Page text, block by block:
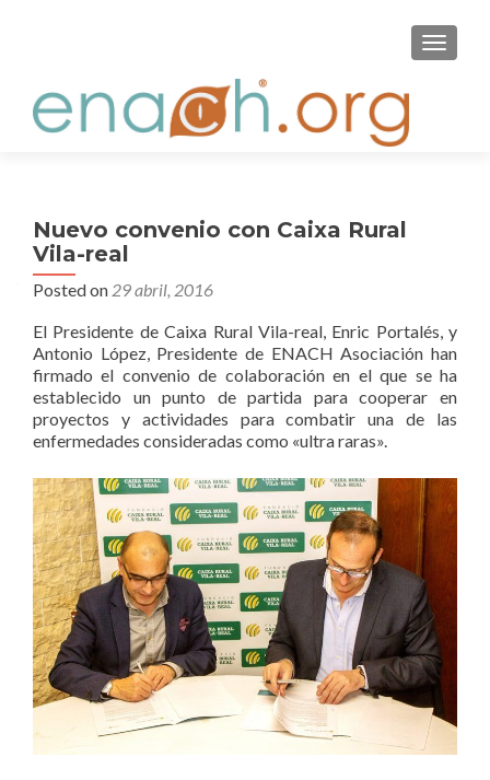
MENU
Nuevo convenio con Caixa Rural
Vila-real
Posted on 29 abril, 2016
El Presidente de Caixa Rural Vila-real, Enric Portalés, y
Antonio López, Presidente de ENACH Asociación han
firmado el convenio de colaboración en el que se ha
establecido un punto de partida para cooperar en
proyectos y actividades para combatir una de las
enfermedades consideradas como «ultra raras».